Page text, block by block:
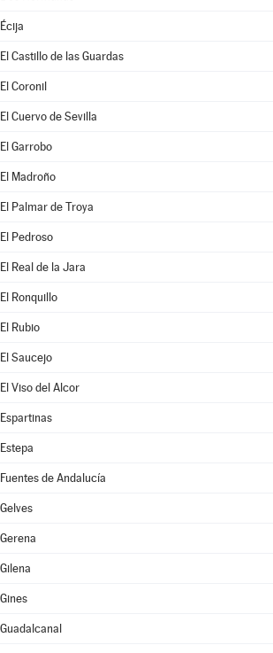
Écija
El Castillo de las Guardas
El Coronil
El Cuervo de Sevilla
El Garrobo
El Madroño
El Palmar de Troya
El Pedroso
El Real de la Jara
El Ronquillo
El Rubio
El Saucejo
El Viso del Alcor
Espartinas
Estepa
Fuentes de Andalucía
Gelves
Gerena
Gilena
Gines
Guadalcanal